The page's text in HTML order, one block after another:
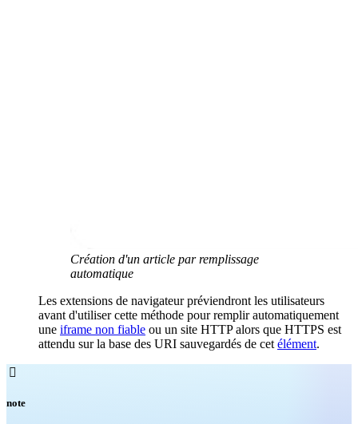
Création d'un article par remplissage
automatique
Les extensions de navigateur préviendront les utilisateurs
avant d'utiliser cette méthode pour remplir automatiquement
une iframe non fiable ou un site HTTP alors que HTTPS est
attendu sur la base des URI sauvegardés de cet élément.

note